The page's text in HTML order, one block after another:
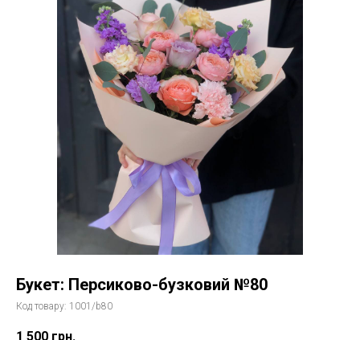
Букет: Персиково-бузковий №80
Код товару: 1001/b80
1 500 грн.